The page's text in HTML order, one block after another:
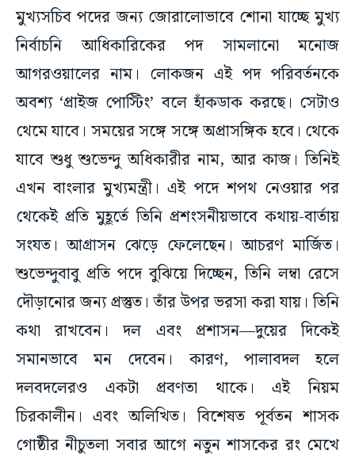
নির্বাচনি আধিকারিকের পদ সামলানো মনোজ
আগরওয়ালের নাম। লোকজন এই পদ পরিবর্তনকে
অবশ্য ‘প্রাইজ পোস্টিং’ বলে হাঁকডাক করছে। সেটাও
থেমে যাবে। সময়ের সঙ্গে সঙ্গে অপ্রাসঙ্গিক হবে। থেকে
যাবে শুধু শুভেন্দু অধিকারীর নাম, আর কাজ। তিনিই
এখন বাংলার মুখ্যমন্ত্রী। এই পদে শপথ নেওয়ার পর
থেকেই প্রতি মুহূর্তে তিনি প্রশংসনীয়ভাবে কথায়-বার্তায়
সংযত। আগ্রাসন ঝেড়ে ফেলেছেন। আচরণ মার্জিত।
শুভেন্দুবাবু প্রতি পদে বুঝিয়ে দিচ্ছেন, তিনি লম্বা রেসে
দৌড়ানোর জন্য প্রস্তুত। তাঁর উপর ভরসা করা যায়। তিনি
কথা রাখবেন। দল এবং প্রশাসন—দুয়ের দিকেই
সমানভাবে মন দেবেন। কারণ, পালাবদল হলে
দলবদলেরও একটা প্রবণতা থাকে। এই নিয়ম
চিরকালীন। এবং অলিখিত। বিশেষত পূর্বতন শাসক
গোষ্ঠীর নীচুতলা সবার আগে নতুন শাসকের রং মেখে
গুরুত্ব, ক্ষমতা এবং অস্তিত্ব বজায় রাখতে চায়। অটো,